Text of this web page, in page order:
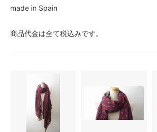
made in Spain
商品代金は全て税込みです。